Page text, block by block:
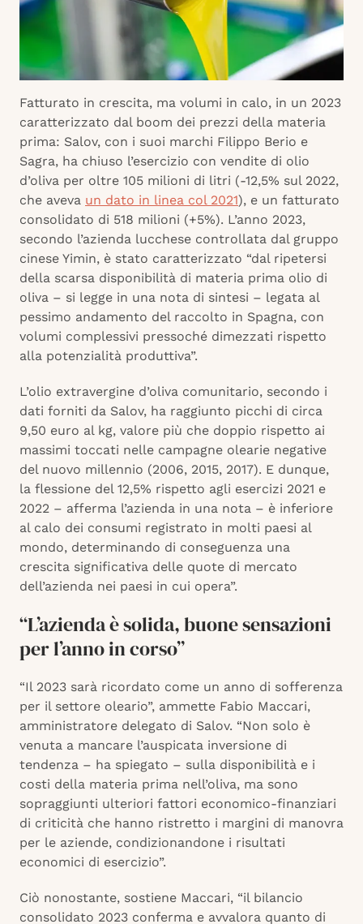
Fatturato in crescita, ma volumi in calo, in un 2023
caratterizzato dal boom dei prezzi della materia
prima: Salov, con i suoi marchi Filippo Berio e
Sagra, ha chiuso l’esercizio con vendite di olio
d’oliva per oltre 105 milioni di litri (-12,5% sul 2022,
che aveva un dato in linea col 2021), e un fatturato
consolidato di 518 milioni (+5%). L’anno 2023,
secondo l’azienda lucchese controllata dal gruppo
cinese Yimin, è stato caratterizzato “dal ripetersi
della scarsa disponibilità di materia prima olio di
oliva – si legge in una nota di sintesi – legata al
pessimo andamento del raccolto in Spagna, con
volumi complessivi pressoché dimezzati rispetto
alla potenzialità produttiva”.
L’olio extravergine d’oliva comunitario, secondo i
dati forniti da Salov, ha raggiunto picchi di circa
9,50 euro al kg, valore più che doppio rispetto ai
massimi toccati nelle campagne olearie negative
del nuovo millennio (2006, 2015, 2017). E dunque,
la flessione del 12,5% rispetto agli esercizi 2021 e
2022 – afferma l’azienda in una nota – è inferiore
al calo dei consumi registrato in molti paesi al
mondo, determinando di conseguenza una
crescita significativa delle quote di mercato
dell’azienda nei paesi in cui opera”.
“L’azienda è solida, buone sensazioni
per l’anno in corso”
“Il 2023 sarà ricordato come un anno di sofferenza
per il settore oleario”, ammette Fabio Maccari,
amministratore delegato di Salov. “Non solo è
venuta a mancare l’auspicata inversione di
tendenza – ha spiegato – sulla disponibilità e i
costi della materia prima nell’oliva, ma sono
sopraggiunti ulteriori fattori economico-finanziari
di criticità che hanno ristretto i margini di manovra
per le aziende, condizionandone i risultati
economici di esercizio”.
Ciò nonostante, sostiene Maccari, “il bilancio
consolidato 2023 conferma e avvalora quanto di